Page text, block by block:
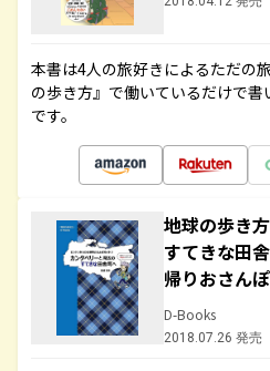
本書は4人の旅好きによるただの
の歩き方』で働いているだけで
です。
地球の歩き
すてきな田
帰りおさん
D-Books
2018.07.26 発売